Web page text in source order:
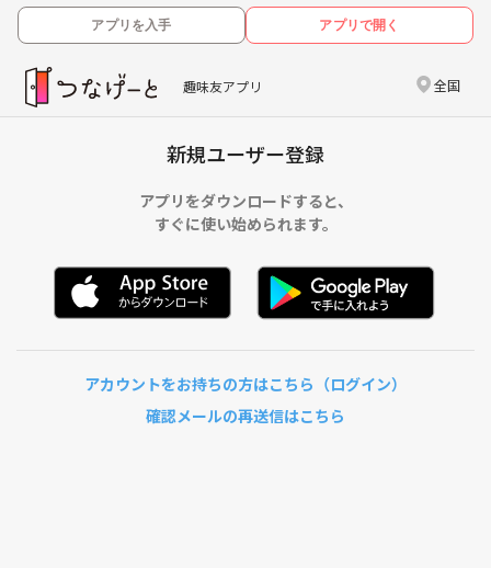
アプリを入手 アプリで開く
趣味友アプリ 全国
新規ユーザー登録
アプリをダウンロードすると、
すぐに使い始められます。
アカウントをお持ちの方はこちら（ログイン）
確認メールの再送信はこちら